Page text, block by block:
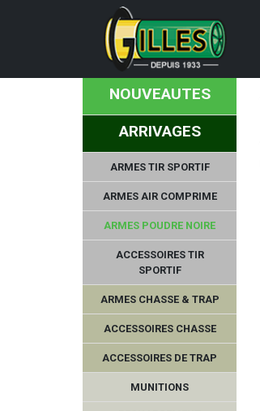
NOUVEAUTES
ARRIVAGES
ARMES TIR SPORTIF
ARMES AIR COMPRIME
ARMES POUDRE NOIRE
ACCESSOIRES TIR
SPORTIF
ARMES CHASSE & TRAP
ACCESSOIRES CHASSE
ACCESSOIRES DE TRAP
MUNITIONS